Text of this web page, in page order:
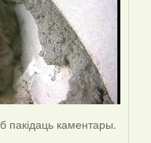
пакідаць каментары.